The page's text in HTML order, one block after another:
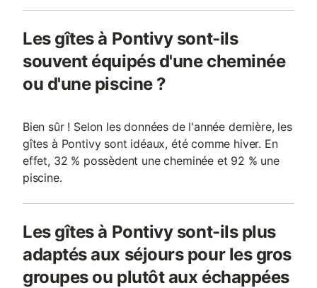
Les gîtes à Pontivy sont-ils
souvent équipés d'une cheminée
ou d'une piscine ?
Bien sûr ! Selon les données de l'année dernière, les
gîtes à Pontivy sont idéaux, été comme hiver. En
effet, 32 % possèdent une cheminée et 92 % une
piscine.
Les gîtes à Pontivy sont-ils plus
adaptés aux séjours pour les gros
groupes ou plutôt aux échappées